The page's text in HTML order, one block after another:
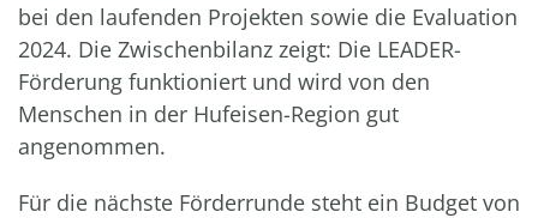
bei den laufenden Projekten sowie die Evaluation
2024. Die Zwischenbilanz zeigt: Die LEADER-
Förderung funktioniert und wird von den
Menschen in der Hufeisen-Region gut
angenommen.
Für die nächste Förderrunde steht ein Budget von